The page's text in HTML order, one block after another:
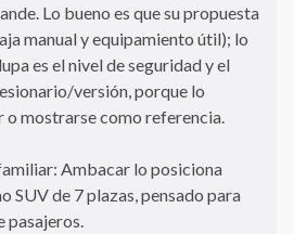
Lo bueno es que su propuesta
manual y equipamiento útil); lo
es el nivel de seguridad y el
versión, porque lo
o mostrarse como referencia.
Ambacar lo posiciona
SUV de 7 plazas, pensado para
pasajeros.